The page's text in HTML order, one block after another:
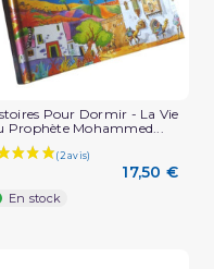
Pour Dormir - La Vie
Prophète Mohammed...
17,50 €
En stock